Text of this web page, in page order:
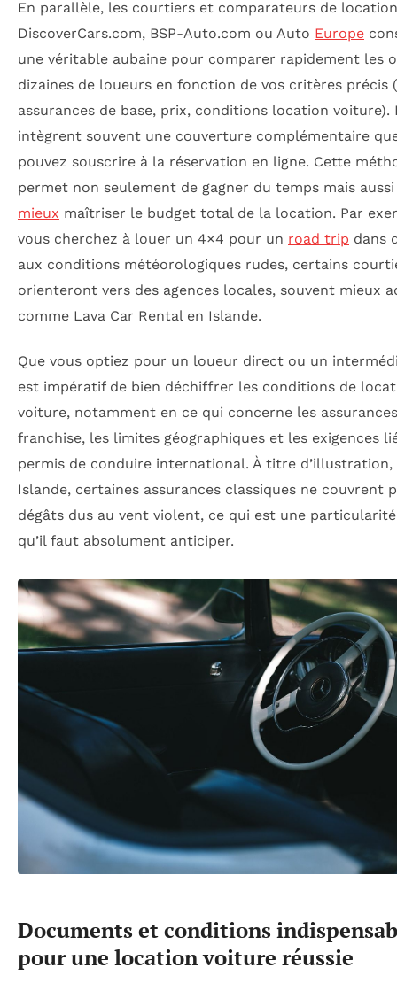
En parallèle, les courtiers et comparateurs de
DiscoverCars.com, BSP-Auto.com ou Auto Europe
une véritable aubaine pour comparer rapidement les
dizaines de loueurs en fonction de vos critères précis
assurances de base, prix, conditions location voiture).
intègrent souvent une couverture complémentaire
pouvez souscrire à la réservation en ligne. Cette
permet non seulement de gagner du temps mais
mieux maîtriser le budget total de la location. Par
vous cherchez à louer un 4×4 pour un road trip dans
aux conditions météorologiques rudes, certains
orienteront vers des agences locales, souvent mieux
comme Lava Car Rental en Islande.
Que vous optiez pour un loueur direct ou un
est impératif de bien déchiffrer les conditions de
voiture, notamment en ce qui concerne les
franchise, les limites géographiques et les exigences
permis de conduire international. À titre d’illustration,
Islande, certaines assurances classiques ne couvrent
dégâts dus au vent violent, ce qui est une
qu’il faut absolument anticiper.
Documents et conditions
pour une location voiture réussie